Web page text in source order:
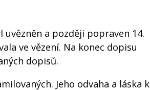
a později popraven 14.
ve vězení. Na konec dopisu
dopisů.
Jeho odvaha a láska k